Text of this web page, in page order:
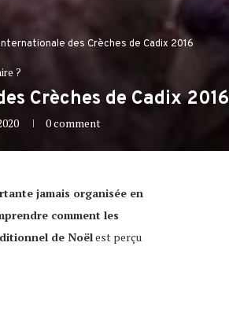
des Crèches de Cadix 2016
?
Crèches de Cadix 2016
0 comment
jamais organisée en
comment les
de Noëlest perçu